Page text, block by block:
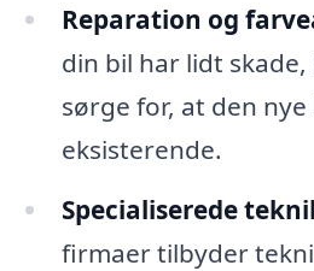
Reparation og
din bil har lidt
sørge for, at den
eksisterende.
Specialiserede
firmaer tilbyder